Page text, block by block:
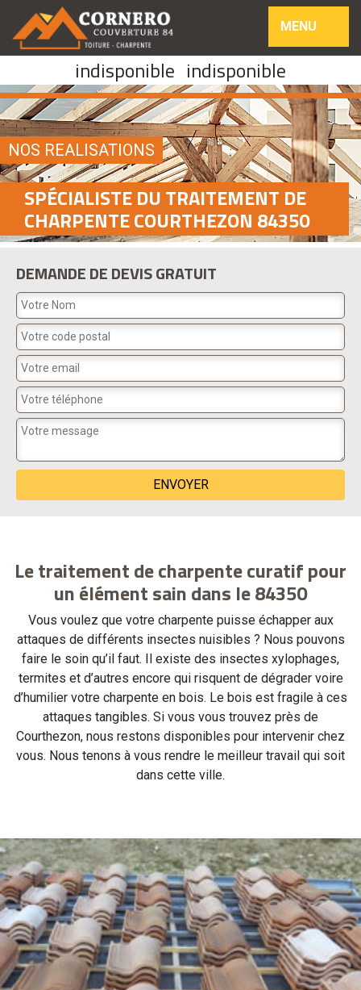
MENU
indisponible indisponible
NOS REALISATIONS
SPÉCIALISTE DU TRAITEMENT DE
CHARPENTE COURTHEZON 84350
DEMANDE DE DEVIS GRATUIT
Le traitement de charpente curatif pour
un élément sain dans le 84350
Vous voulez que votre charpente puisse échapper aux
attaques de différents insectes nuisibles ? Nous pouvons
faire le soin qu’il faut. Il existe des insectes xylophages,
termites et d’autres encore qui risquent de dégrader voire
d’humilier votre charpente en bois. Le bois est fragile à ces
attaques tangibles. Si vous vous trouvez près de
Courthezon, nous restons disponibles pour intervenir chez
vous. Nous tenons à vous rendre le meilleur travail qui soit
dans cette ville.